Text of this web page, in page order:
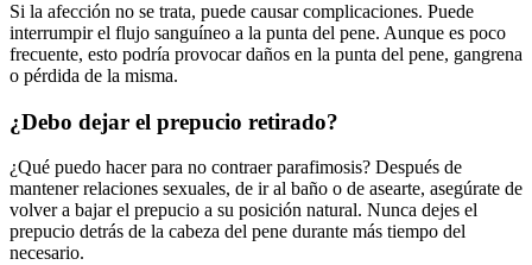
Si la afección no se trata, puede causar complicaciones. Puede
interrumpir el flujo sanguíneo a la punta del pene. Aunque es poco
frecuente, esto podría provocar daños en la punta del pene, gangrena
o pérdida de la misma.
¿Debo dejar el prepucio retirado?
¿Qué puedo hacer para no contraer parafimosis? Después de
mantener relaciones sexuales, de ir al baño o de asearte, asegúrate de
volver a bajar el prepucio a su posición natural. Nunca dejes el
prepucio detrás de la cabeza del pene durante más tiempo del
necesario.